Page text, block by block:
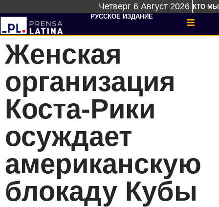
Четверг 6 Август 2026 КТО МЫ
РУССКОЕ ИЗДАНИЕ
Женская
организация
Коста-Рики
осуждает
американскую
блокаду Кубы